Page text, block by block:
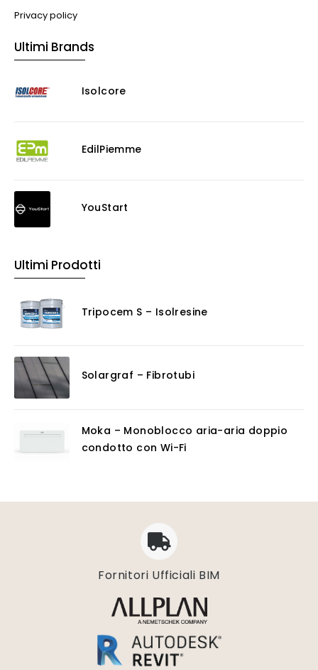
Privacy policy
Ultimi Brands
Isolcore
EdilPiemme
YouStart
Ultimi Prodotti
Tripocem S – Isolresine
Solargraf – Fibrotubi
Moka – Monoblocco aria-aria doppio
condotto con Wi-Fi
Fornitori Ufficiali BIM